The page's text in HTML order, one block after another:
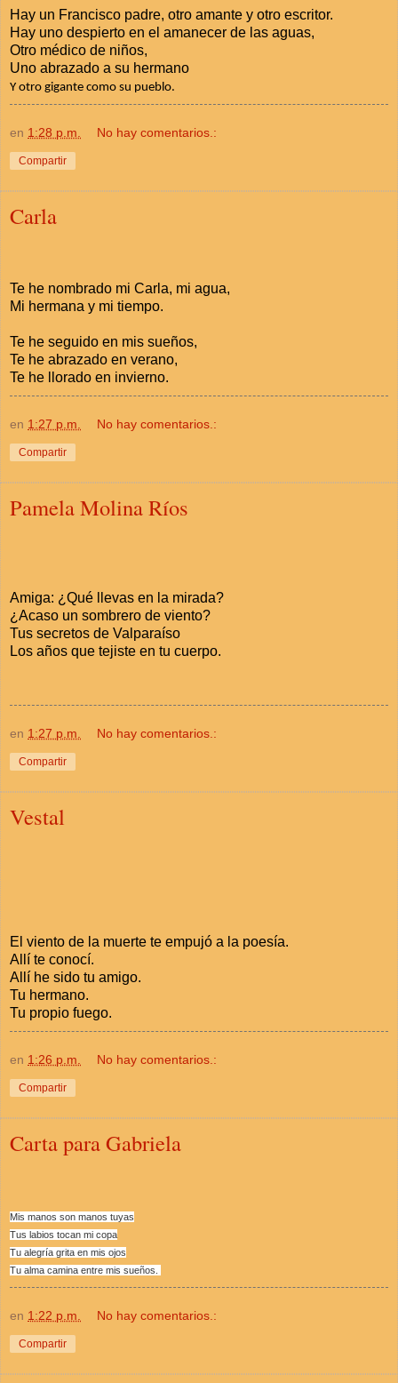
Hay un Francisco padre, otro amante y otro escritor.
Hay uno despierto en el amanecer de las aguas,
Otro médico de niños,
Uno abrazado a su hermano
Y otro gigante como su pueblo.
en 1:28 p.m. No hay comentarios.:
Compartir
Carla
Te he nombrado mi Carla, mi agua,
Mi hermana y mi tiempo.
Te he seguido en mis sueños,
Te he abrazado en verano,
Te he llorado en invierno.
en 1:27 p.m. No hay comentarios.:
Compartir
Pamela Molina Ríos
Amiga: ¿Qué llevas en la mirada?
¿Acaso un sombrero de viento?
Tus secretos de Valparaíso
Los años que tejiste en tu cuerpo.
en 1:27 p.m. No hay comentarios.:
Compartir
Vestal
El viento de la muerte te empujó a la poesía.
Allí te conocí.
Allí he sido tu amigo.
Tu hermano.
Tu propio fuego.
en 1:26 p.m. No hay comentarios.:
Compartir
Carta para Gabriela
Mis manos son manos tuyas
Tus labios tocan mi copa
Tu alegría grita en mis ojos
Tu alma camina entre mis sueños.
en 1:22 p.m. No hay comentarios.:
Compartir